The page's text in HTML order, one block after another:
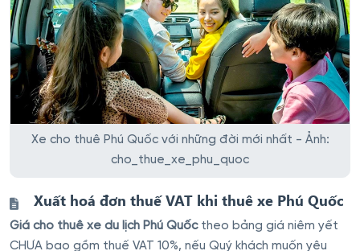
Xe cho thuê Phú Quốc với những đời mới nhất - Ảnh:
cho_thue_xe_phu_quoc
Xuất hoá đơn thuế VAT khi thuê xe Phú Quốc
Giá cho thuê xe du lịch Phú Quốctheo bảng giá niêm yết
CHƯA bao gồm thuế VAT 10%, nếu Quý khách muốn yêu